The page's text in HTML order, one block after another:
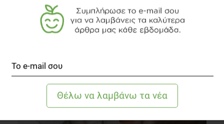
Ψωμί στο Βραδινό: Πότε δεν είναι Πρόβλημα;
6 λεπτά να διαβαστεί